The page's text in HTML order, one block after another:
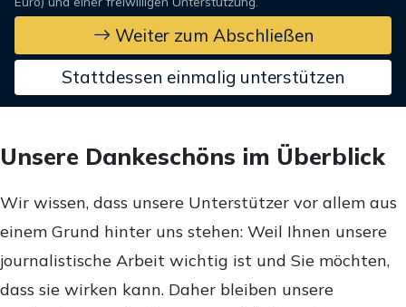
Weiter zum Abschließen
Stattdessen einmalig unterstützen
Unsere Dankeschöns im Überblick
Wir wissen, dass unsere Unterstützer vor allem aus
einem Grund hinter uns stehen: Weil Ihnen unsere
journalistische Arbeit wichtig ist und Sie möchten,
dass sie wirken kann. Daher bleiben unsere